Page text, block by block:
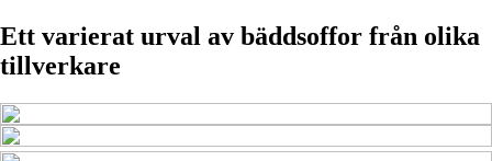
Ett varierat urval av bäddsoffor från olika
tillverkare